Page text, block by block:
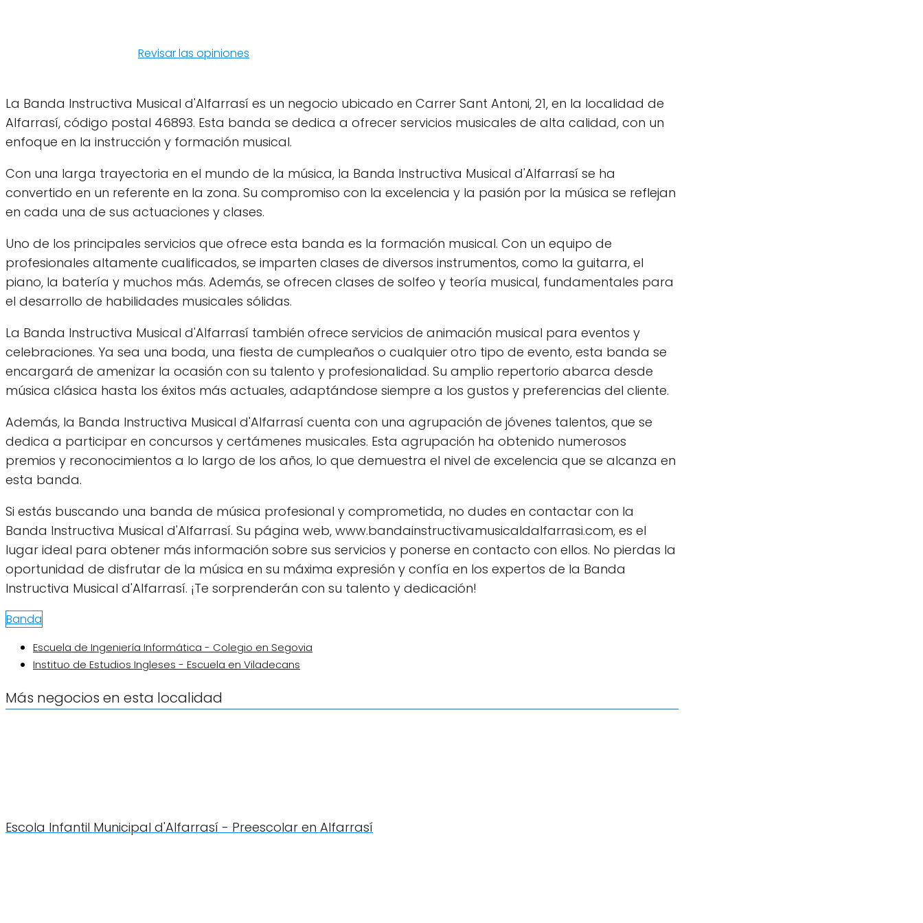
Revisar las opiniones
La Banda Instructiva Musical d'Alfarrasí es un negocio ubicado en Carrer Sant Antoni, 21, en la localidad de
Alfarrasí, código postal 46893. Esta banda se dedica a ofrecer servicios musicales de alta calidad, con un
enfoque en la instrucción y formación musical.
Con una larga trayectoria en el mundo de la música, la Banda Instructiva Musical d'Alfarrasí se ha
convertido en un referente en la zona. Su compromiso con la excelencia y la pasión por la música se reflejan
en cada una de sus actuaciones y clases.
Uno de los principales servicios que ofrece esta banda es la formación musical. Con un equipo de
profesionales altamente cualificados, se imparten clases de diversos instrumentos, como la guitarra, el
piano, la batería y muchos más. Además, se ofrecen clases de solfeo y teoría musical, fundamentales para
el desarrollo de habilidades musicales sólidas.
La Banda Instructiva Musical d'Alfarrasí también ofrece servicios de animación musical para eventos y
celebraciones. Ya sea una boda, una fiesta de cumpleaños o cualquier otro tipo de evento, esta banda se
encargará de amenizar la ocasión con su talento y profesionalidad. Su amplio repertorio abarca desde
música clásica hasta los éxitos más actuales, adaptándose siempre a los gustos y preferencias del cliente.
Además, la Banda Instructiva Musical d'Alfarrasí cuenta con una agrupación de jóvenes talentos, que se
dedica a participar en concursos y certámenes musicales. Esta agrupación ha obtenido numerosos
premios y reconocimientos a lo largo de los años, lo que demuestra el nivel de excelencia que se alcanza en
esta banda.
Si estás buscando una banda de música profesional y comprometida, no dudes en contactar con la
Banda Instructiva Musical d'Alfarrasí. Su página web, www.bandainstructivamusicaldalfarrasi.com, es el
lugar ideal para obtener más información sobre sus servicios y ponerse en contacto con ellos. No pierdas la
oportunidad de disfrutar de la música en su máxima expresión y confía en los expertos de la Banda
Instructiva Musical d'Alfarrasí. ¡Te sorprenderán con su talento y dedicación!
Banda
Escuela de Ingeniería Informática - Colegio en Segovia
Instituo de Estudios Ingleses - Escuela en Viladecans
Más negocios en esta localidad
Escola Infantil Municipal d'Alfarrasí - Preescolar en Alfarrasí